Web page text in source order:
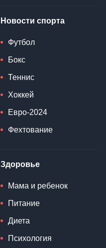
Новости спорта
Футбол
Бокс
Теннис
Хоккей
Евро-2024
Фехтование
Здоровье
Мама и ребенок
Питание
Диета
Психология